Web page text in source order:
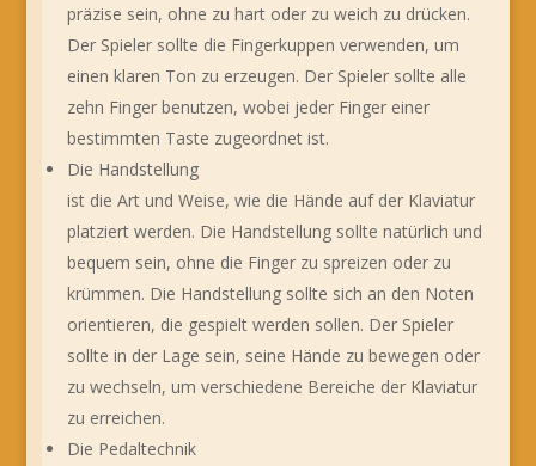
präzise sein, ohne zu hart oder zu weich zu drücken.
Der Spieler sollte die Fingerkuppen verwenden, um
einen klaren Ton zu erzeugen. Der Spieler sollte alle
zehn Finger benutzen, wobei jeder Finger einer
bestimmten Taste zugeordnet ist.
Die Handstellung
ist die Art und Weise, wie die Hände auf der Klaviatur
platziert werden. Die Handstellung sollte natürlich und
bequem sein, ohne die Finger zu spreizen oder zu
krümmen. Die Handstellung sollte sich an den Noten
orientieren, die gespielt werden sollen. Der Spieler
sollte in der Lage sein, seine Hände zu bewegen oder
zu wechseln, um verschiedene Bereiche der Klaviatur
zu erreichen.
Die Pedaltechnik